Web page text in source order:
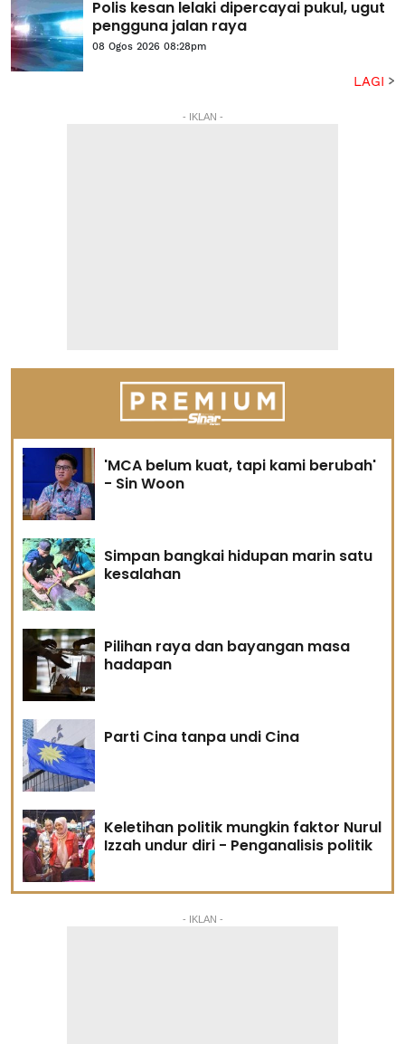
Polis kesan lelaki dipercayai pukul, ugut
pengguna jalan raya
08 Ogos 2026 08:28pm
LAGI
- IKLAN -
'MCA belum kuat, tapi kami berubah'
- Sin Woon
Simpan bangkai hidupan marin satu
kesalahan
Pilihan raya dan bayangan masa
hadapan
Parti Cina tanpa undi Cina
Keletihan politik mungkin faktor Nurul
Izzah undur diri - Penganalisis politik
- IKLAN -